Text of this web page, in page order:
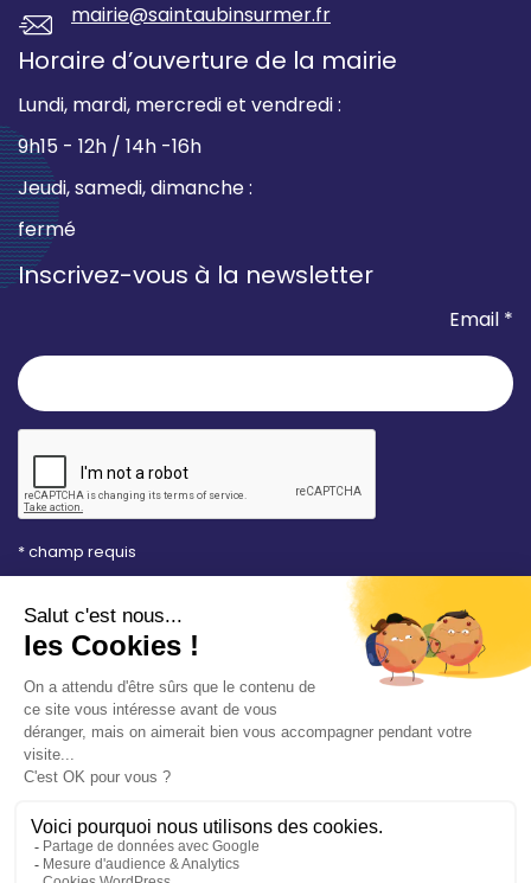
mairie@saintaubinsurmer.fr
Horaire d’ouverture de la mairie
Lundi, mardi, mercredi et vendredi :
9h15 - 12h / 14h -16h
Jeudi, samedi, dimanche :
fermé
Inscrivez-vous à la newsletter
Email *
* champ requis
vous envoyer les lettres d'information de la Mairie de
Saint-Aubin-sur-Mer. Vous pouvez à tout moment
utiliser le lien de désabonnement intégré dans la
newsletter. Consultez notre
confidentialitépour en savoir plus.
Vos démarches en ligne